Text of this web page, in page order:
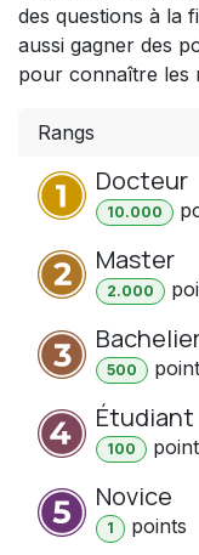
des questions à la
aussi gagner des
pour connaître les
Rangs
Docteur
10.000
Master
2.000
500 point
Étudiant
100 point
Novice
1 points